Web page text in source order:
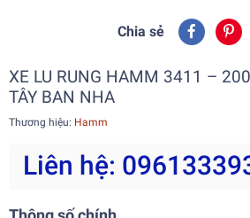
Chia sẻ
XE LU RUNG HAMM 3411 –
TÂY BAN NHA
Thương hiệu: Hamm
Liên hệ: